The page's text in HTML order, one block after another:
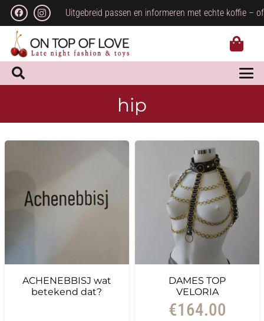
Uitgebreid passen en informeren met echte koffie –
hip
ACHENEBBISJ wat
betekend dat?
DAMES TOP
VELORIA
€164.00